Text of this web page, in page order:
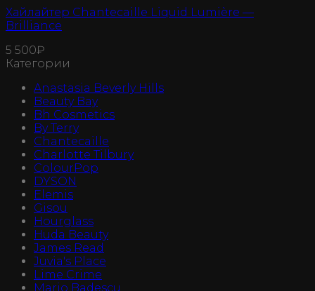
Хайлайтер Chantecaille Liquid Lumière —
Brilliance
5 500₽
Категории
Anastasia Beverly Hills
Beauty Bay
Bh Cosmetics
By Terry
Chantecaille
Charlotte Tilbury
ColourPop
DYSON
Elemis
Gisou
Hourglass
Huda Beauty
James Read
Juvia's Place
Lime Crime
Mario Badescu